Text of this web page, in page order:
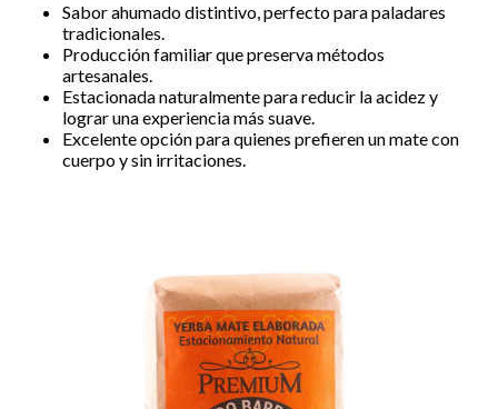
Sabor ahumado distintivo, perfecto para paladares
tradicionales.
Producción familiar que preserva métodos
artesanales.
Estacionada naturalmente para reducir la acidez y
lograr una experiencia más suave.
Excelente opción para quienes prefieren un mate con
cuerpo y sin irritaciones.